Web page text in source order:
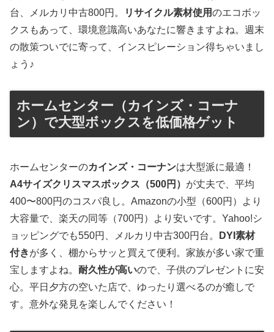
台、メルカリ中古800円。
リサイクル素材使用のエコボッ
クスもあって、環境意識高いあなたに響きますよね。週末
の散策ついでに寄って、インスピレーション得ちゃいまし
ょう♪
ホームセンター（カインズ・コーナ
ン）で大型ボックスを低価格ゲット
ホームセンターのカインズ・コーナンは大型派に最適！
A4サイズクリスマスボックス（500円） が丈夫で、平均
400〜800円のコスパ良し。Amazonの小型（600円）より
大容量で、楽天の同等（700円）より安いです。Yahoo!シ
ョッピングでも550円、メルカリ中古300円台。
DYI素材
付きが多く、棚からサッと買えて便利。家族が多い家で重
宝しますよね。 耐久性が高いので、子供のプレゼントに安
心。平日夕方の空いた店で、ゆったり選べるのが癒しで
す。意外な発見を楽しんでください！